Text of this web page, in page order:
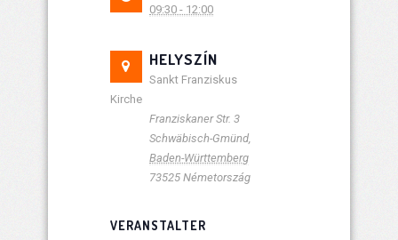
09:30 - 12:00
HELYSZÍN
Sankt Franziskus
Kirche
Franziskaner Str. 3
Schwäbisch-Gmünd,
Baden-Württemberg
73525 Németország
VERANSTALTER